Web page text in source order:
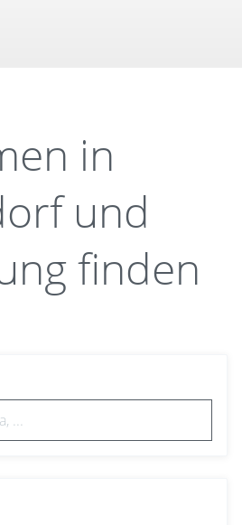
in
und
finden